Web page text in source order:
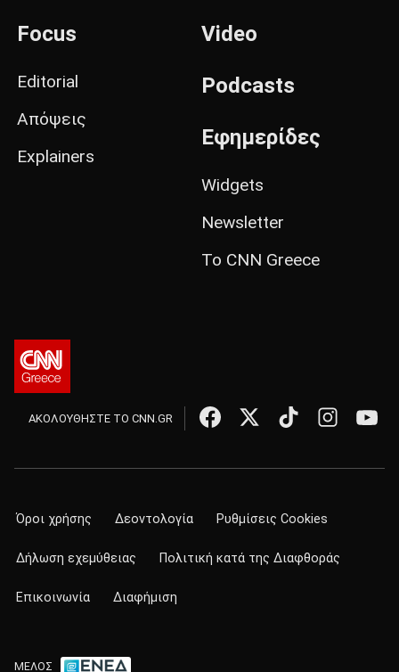
Focus
Editorial
Απόψεις
Explainers
Video
Podcasts
Εφημερίδες
Widgets
Newsletter
Το CNN Greece
ΑΚΟΛΟΥΘΗΣΤΕ ΤΟ CNN.GR
Όροι χρήσης Δεοντολογία Ρυθμίσεις Cookies
Δήλωση εχεμύθειας Πολιτική κατά της Διαφθοράς
Επικοινωνία Διαφήμιση
ΜΕΛΟΣ